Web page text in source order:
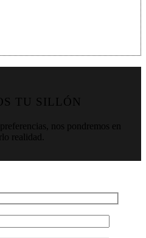
TU SILLÓN
nos pondremos en
realidad.